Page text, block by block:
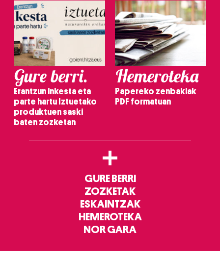
Gure berri.
Erantzun inkesta eta
parte hartu Iztuetako
produktuen saski
baten zozketan
Hemeroteka
Papereko zenbakiak
PDF formatuan
+
GURE BERRI
ZOZKETAK
ESKAINTZAK
HEMEROTEKA
NOR GARA